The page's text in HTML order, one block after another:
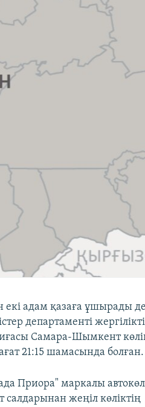
екі адам қазаға ұшырады
департаменті
Самара-Шымкент
21:15 шамасында болған.
Приора" маркалы
жеңіл көліктің